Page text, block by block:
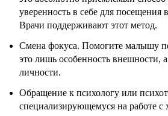
уверенность в себе для
Врачи поддерживают этот метод.
Смена фокуса. Помогите малышу
это лишь особенность внешности,
личности.
Обращение к психологу или
специализирующемуся на работе с